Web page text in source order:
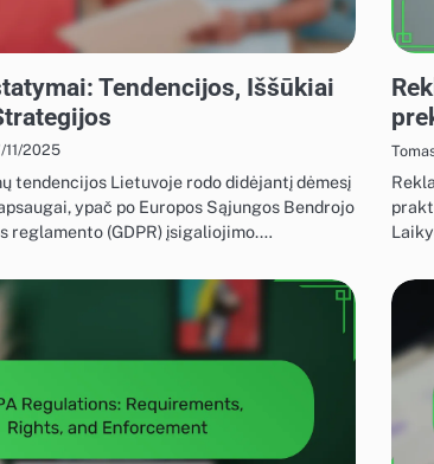
Tendencijos, Iššūkiai
11/2025
tendencijos Lietuvoje rodo didėjantį dėmesį
ypač po Europos Sąjungos Bendrojo
reglamento (GDPR) įsigaliojimo.…